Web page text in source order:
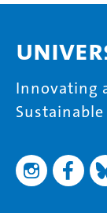
Innovating